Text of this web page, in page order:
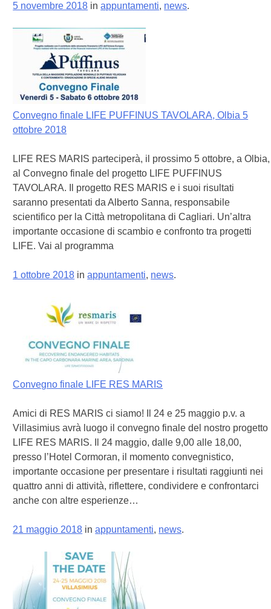
5 novembre 2018 inappuntamenti, news.
Convegno finale LIFE PUFFINUS TAVOLARA, Olbia 5
ottobre 2018
LIFE RES MARIS parteciperà, il prossimo 5 ottobre, a Olbia,
al Convegno finale del progetto LIFE PUFFINUS
TAVOLARA. Il progetto RES MARIS e i suoi risultati
saranno presentati da Alberto Sanna, responsabile
scientifico per la Città metropolitana di Cagliari. Un’altra
importante occasione di scambio e confronto tra progetti
LIFE. Vai al programma
1 ottobre 2018 inappuntamenti, news.
Convegno finale LIFE RES MARIS
Amici di RES MARIS ci siamo! Il 24 e 25 maggio p.v. a
Villasimius avrà luogo il convegno finale del nostro progetto
LIFE RES MARIS. Il 24 maggio, dalle 9,00 alle 18,00,
presso l’Hotel Cormoran, il momento convegnistico,
importante occasione per presentare i risultati raggiunti nei
quattro anni di attività, riflettere, condividere e confrontarci
anche con altre esperienze…
21 maggio 2018 inappuntamenti, news.